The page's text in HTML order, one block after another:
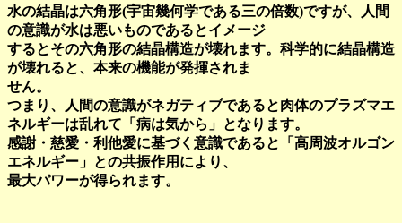
水の結晶は六角形(宇宙幾何学である三の倍数)ですが、人間
の意識が水は悪いものであるとイメージ
するとその六角形の結晶構造が壊れます。科学的に結晶構造
が壊れると、本来の機能が発揮されま
せん。
つまり、人間の意識がネガティブであると肉体のプラズマエ
ネルギーは乱れて「病は気から」となります。
感謝・慈愛・利他愛に基づく意識であると「高周波オルゴン
エネルギー」との共振作用により、
最大パワーが得られます。